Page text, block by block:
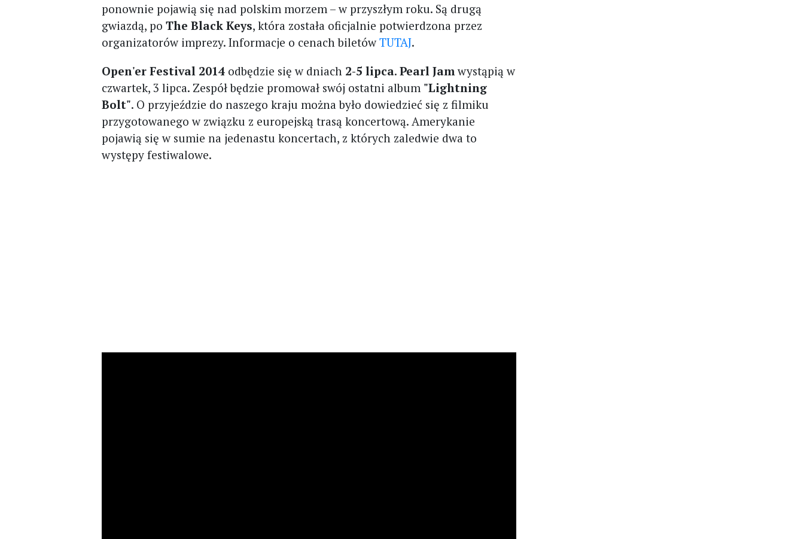
ponownie pojawią się nad polskim morzem – w przyszłym roku. Są drugą
gwiazdą, poThe Black Keys, która została oficjalnie potwierdzona przez
organizatorów imprezy. Informacje o cenach biletówTUTAJ.
Open'er Festival 2014 odbędzie się w dniach 2-5 lipca.Pearl Jamwystąpią w
czwartek, 3 lipca. Zespół będzie promował swój ostatni album "Lightning
Bolt". O przyjeździe do naszego kraju można było dowiedzieć się z filmiku
przygotowanego w związku z europejską trasą koncertową. Amerykanie
pojawią się w sumie na jedenastu koncertach, z których zaledwie dwa to
występy festiwalowe.